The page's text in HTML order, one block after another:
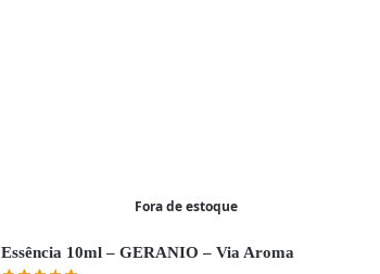
Fora de estoque
Essência 10ml – GERANIO – Via Aroma